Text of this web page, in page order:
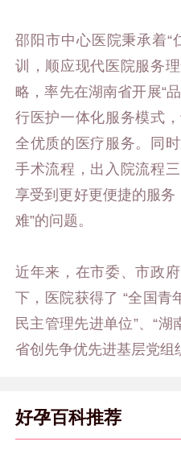
邵阳市中心医院秉承着“
训，顺应现代医院服务
略，率先在湖南省开展“
行医护一体化服务模式
全优质的医疗服务。同
手术流程，出入院流程
享受到更好更便捷的服务
难”的问题。
近年来，在市委、市政
下，医院获得了 “全国青
民主管理先进单位”、“湖
省创先争优先进基层党组
好孕百科推荐